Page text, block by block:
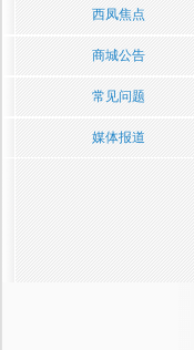
西凤焦点
商城公告
常见问题
媒体报道